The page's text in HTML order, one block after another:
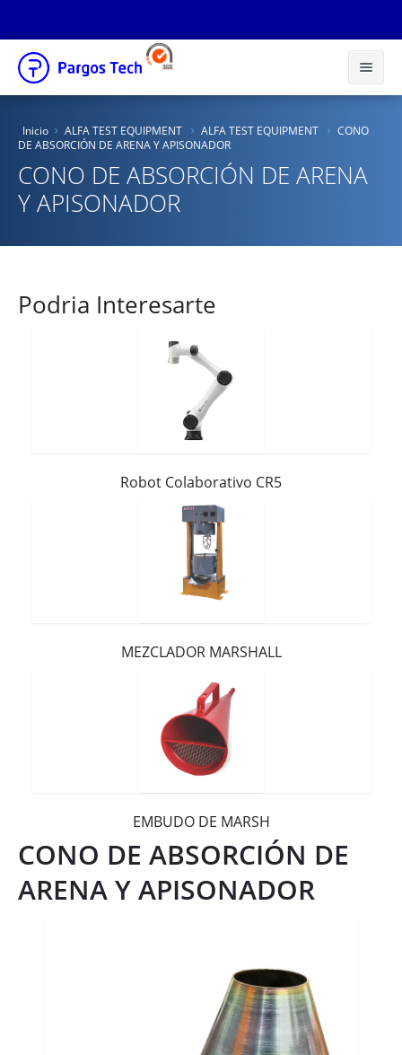
Nosotros
Productos
Tienda Online
Inicio ALFA TEST EQUIPMENT ALFA TEST EQUIPMENT
CONO
DE ABSORCIÓN DE ARENA Y APISONADOR
CONO DE ABSORCIÓN DE ARENA
Y APISONADOR
Podria Interesarte
Robot Colaborativo CR5
MEZCLADOR MARSHALL
EMBUDO DE MARSH
CONO DE ABSORCIÓN DE
ARENA Y APISONADOR